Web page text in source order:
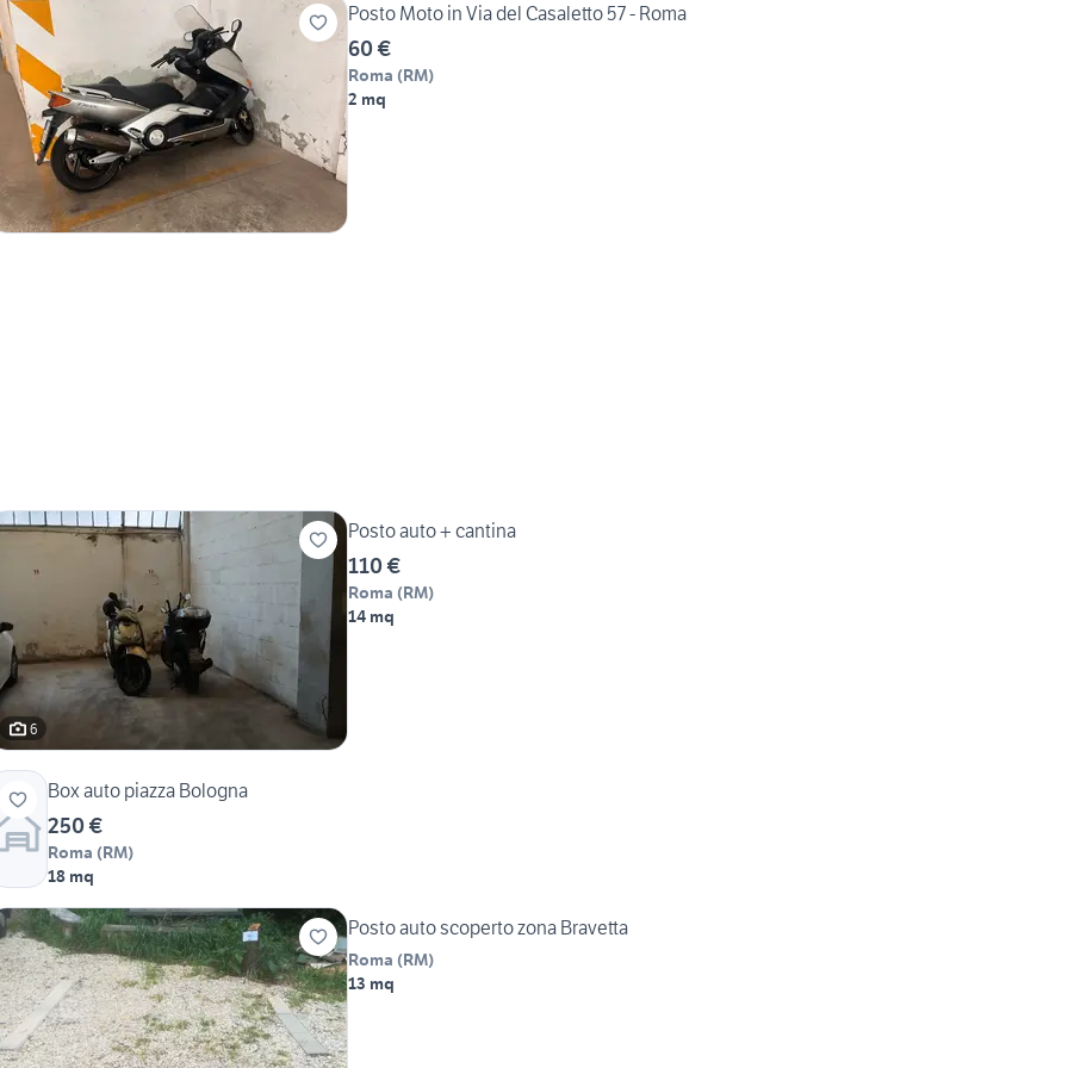
Posto Moto in Via del Casaletto 57 - Roma
60 €
Roma (RM)
2 mq
6
Posto auto + cantina
110 €
Roma (RM)
14 mq
Box auto piazza Bologna
250 €
Roma (RM)
18 mq
Posto auto scoperto zona Bravetta
Roma (RM)
13 mq